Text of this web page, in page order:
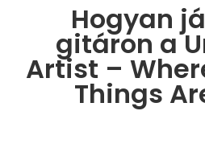
Hogyan
gitáron a
Artist –
Things